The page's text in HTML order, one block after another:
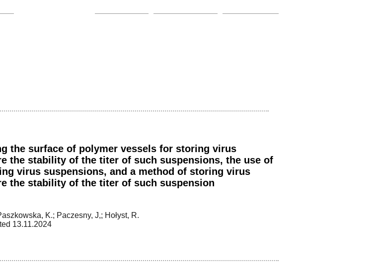
the surface of polymer vessels for storing virus
the stability of the titer of such suspensions, the use of
virus suspensions, and a method of storing virus
the stability of the titer of such suspension
K.; Paczesny, J,; Hołyst, R.
13.11.2024